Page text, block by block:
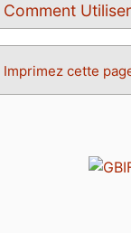
Comment
Imprimez cette